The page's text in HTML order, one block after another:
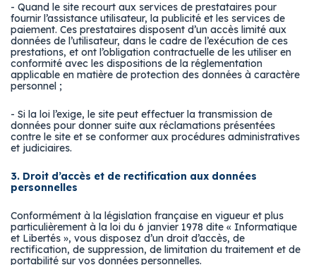
- Quand le site recourt aux services de prestataires pour
fournir l’assistance utilisateur, la publicité et les services de
paiement. Ces prestataires disposent d’un accès limité aux
données de l’utilisateur, dans le cadre de l’exécution de ces
prestations, et ont l’obligation contractuelle de les utiliser en
conformité avec les dispositions de la réglementation
applicable en matière de protection des données à caractère
personnel ;
- Si la loi l’exige, le site peut effectuer la transmission de
données pour donner suite aux réclamations présentées
contre le site et se conformer aux procédures administratives
et judiciaires.
3. Droit d’accès et de rectification aux données
personnelles
Conformément à la législation française en vigueur et plus
particulièrement à la loi du 6 janvier 1978 dite « Informatique
et Libertés », vous disposez d’un droit d’accès, de
rectification, de suppression, de limitation du traitement et de
portabilité sur vos données personnelles.